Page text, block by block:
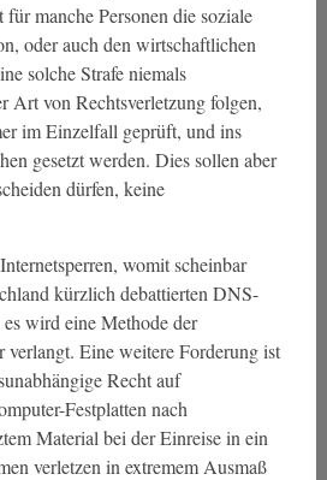
für manche Personen die soziale
oder auch den wirtschaftlichen
solche Strafe niemals
Art von Rechtsverletzung folgen,
im Einzelfall geprüft, und ins
gesetzt werden. Dies sollen aber
dürfen, keine
womit scheinbar
kürzlich debattierten DNS-
wird eine Methode der
verlangt. Eine weitere Forderung ist
Recht auf
Festplatten nach
Material bei der Einreise in ein
verletzen in extremem Ausmaß